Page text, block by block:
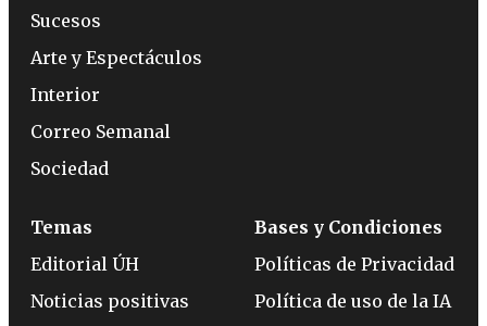
Sucesos
Arte y Espectáculos
Interior
Correo Semanal
Sociedad
Temas
Editorial ÚH
Noticias positivas
Bases y Condiciones
Políticas de Privacidad
Política de uso de la IA